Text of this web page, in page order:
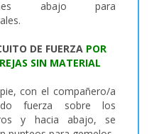
abajo para
DE FUERZA POR
SIN MATERIAL
con el compañero/a
fuerza sobre los
y hacia abajo, se